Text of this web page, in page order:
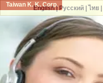
Taiwan K. K. Corp.
English| Русский| ไทย|